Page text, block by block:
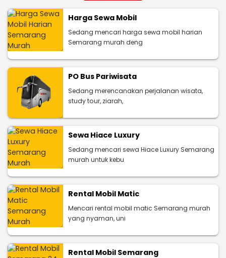
Harga Sewa Mobil
Sedang mencari harga sewa mobil harian
Semarang murah deng
PO Bus Pariwisata
Sedang merencanakan perjalanan wisata,
study tour, ziarah,
Sewa Hiace Luxury
Sedang mencari sewa Hiace Luxury Semarang
murah untuk kebu
Rental Mobil Matic
Mencari rental mobil matic Semarang murah
yang nyaman, uni
Rental Mobil Semarang